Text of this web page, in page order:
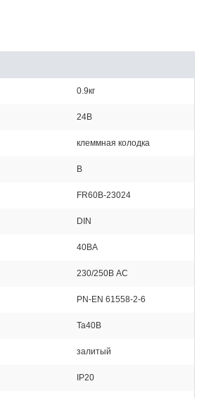
0.9кг
24В
клеммная колодка
B
FR60B-23024
DIN
40ВА
230/250В AC
PN-EN 61558-2-6
Ta40B
залитый
IP20